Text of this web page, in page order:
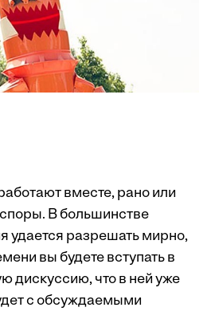
вместе, рано или
В большинстве
удается разрешать мирно,
вы будете вступать в
дискуссию, что в ней уже
с обсуждаемыми